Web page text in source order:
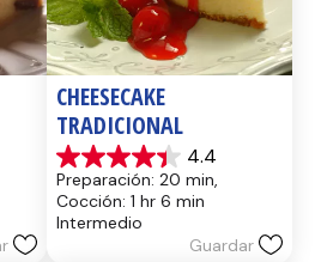
CHEESECAKE
TRADICIONAL
4.4
4.4
de
5
estrellas.
Preparación: 20 min,
Cocción: 1 hr 6 min
Intermedio
Guardar